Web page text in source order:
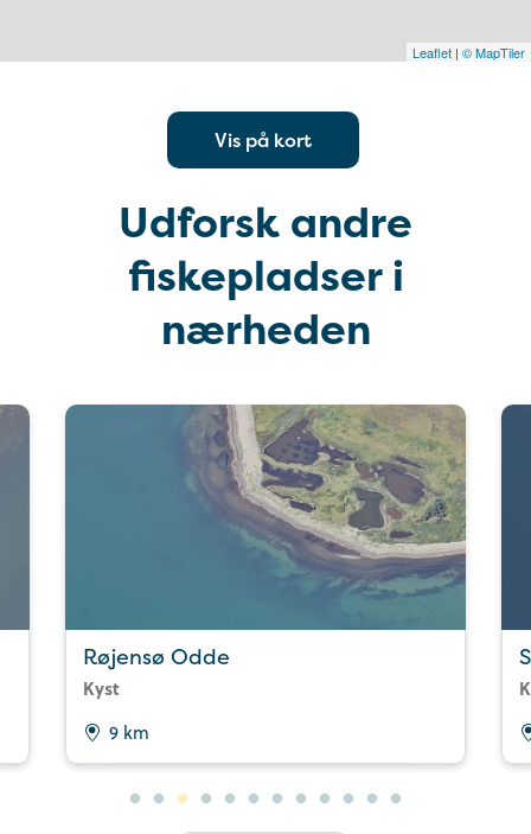
Leaflet | © MapTiler
Vis på kort
Udforsk andre
fiskepladser i
nærheden
Røjensø Odde
Kyst
9 km